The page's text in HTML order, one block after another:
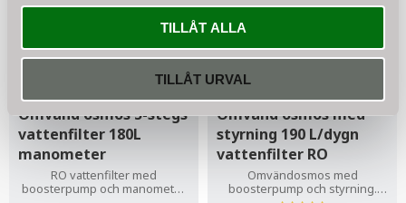
TILLÅT ALLA
TILLÅT URVAL
Omvänd osmos 5-stegs
vattenfilter 180L
manometer
RO vattenfilter med
boosterpump och manometer
Omvänd osmos med
styrning 190 L/dygn
vattenfilter RO
Omvändosmos med
boosterpump och styrning.